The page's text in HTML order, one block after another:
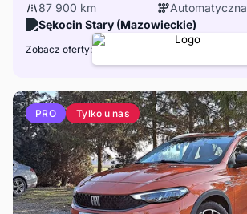
87 900 km
Automatyczna
Sękocin Stary (Mazowieckie)
Zobacz oferty:
PRO Tylko u nas